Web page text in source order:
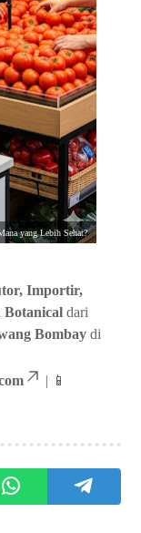
yang Lebih Sehat?
Importir,
Botanical dari
Bombay di
| 📱